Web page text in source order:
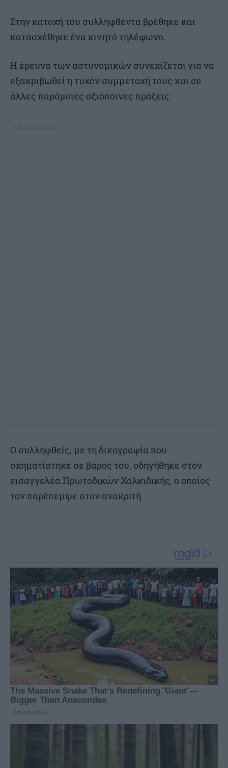
Στην κατοχή του συλληφθέντα βρέθηκε και
κατασχέθηκε ένα κινητό τηλέφωνο.
Η έρευνα των αστυνομικών συνεχίζεται για να
εξακριβωθεί η τυχόν συμμετοχή τους και σε
άλλες παρόμοιες αξιόποινες πράξεις.
Ο συλληφθείς, με τη δικογραφία που
σχηματίστηκε σε βάρος του, οδηγήθηκε στον
εισαγγελέα Πρωτοδικών Χαλκιδικής, ο οποίος
τον παρέπεμψε στον ανακριτή